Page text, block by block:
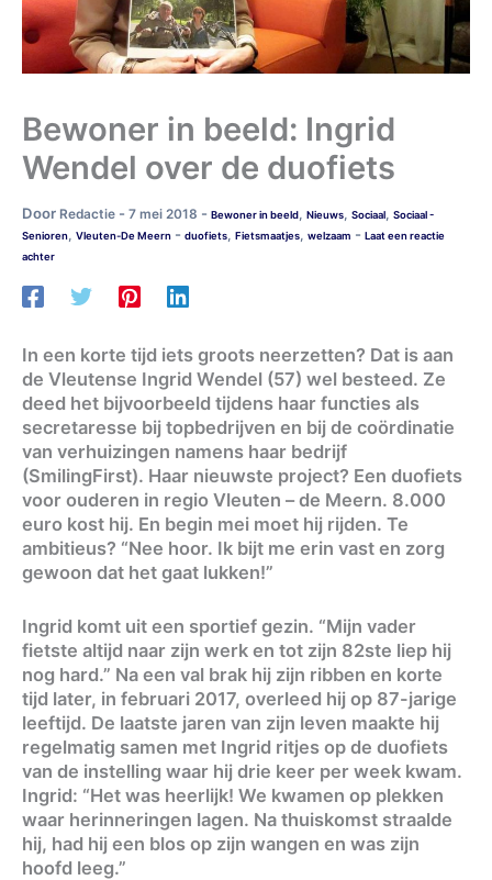
Bewoner in beeld: Ingrid
Wendel over de duofiets
Door Redactie - 7 mei 2018 - Bewoner in beeld, Nieuws, Sociaal, Sociaal -
Senioren, Vleuten-De Meern - duofiets, Fietsmaatjes, welzaam - Laat een reactie
achter
In een korte tijd iets groots neerzetten? Dat is aan
de Vleutense Ingrid Wendel (57) wel besteed. Ze
deed het bijvoorbeeld tijdens haar functies als
secretaresse bij topbedrijven en bij de coördinatie
van verhuizingen namens haar bedrijf
(SmilingFirst). Haar nieuwste project? Een duofiets
voor ouderen in regio Vleuten – de Meern. 8.000
euro kost hij. En begin mei moet hij rijden. Te
ambitieus? “Nee hoor. Ik bijt me erin vast en zorg
gewoon dat het gaat lukken!”
Ingrid komt uit een sportief gezin. “Mijn vader
fietste altijd naar zijn werk en tot zijn 82ste liep hij
nog hard.” Na een val brak hij zijn ribben en korte
tijd later, in februari 2017, overleed hij op 87-jarige
leeftijd. De laatste jaren van zijn leven maakte hij
regelmatig samen met Ingrid ritjes op de duofiets
van de instelling waar hij drie keer per week kwam.
Ingrid: “Het was heerlijk! We kwamen op plekken
waar herinneringen lagen. Na thuiskomst straalde
hij, had hij een blos op zijn wangen en was zijn
hoofd leeg.”